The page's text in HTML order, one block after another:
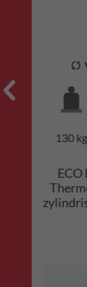
130 kg
ECO